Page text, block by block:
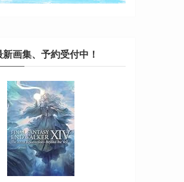
新画集、予約受付中！